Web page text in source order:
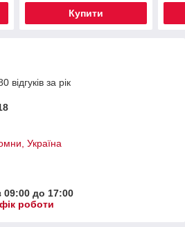
Купити
відгуків за рік
Україна
09:00 до 17:00
роботи